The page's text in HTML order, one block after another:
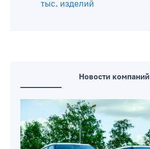
тыс. изделий
Новости компаний